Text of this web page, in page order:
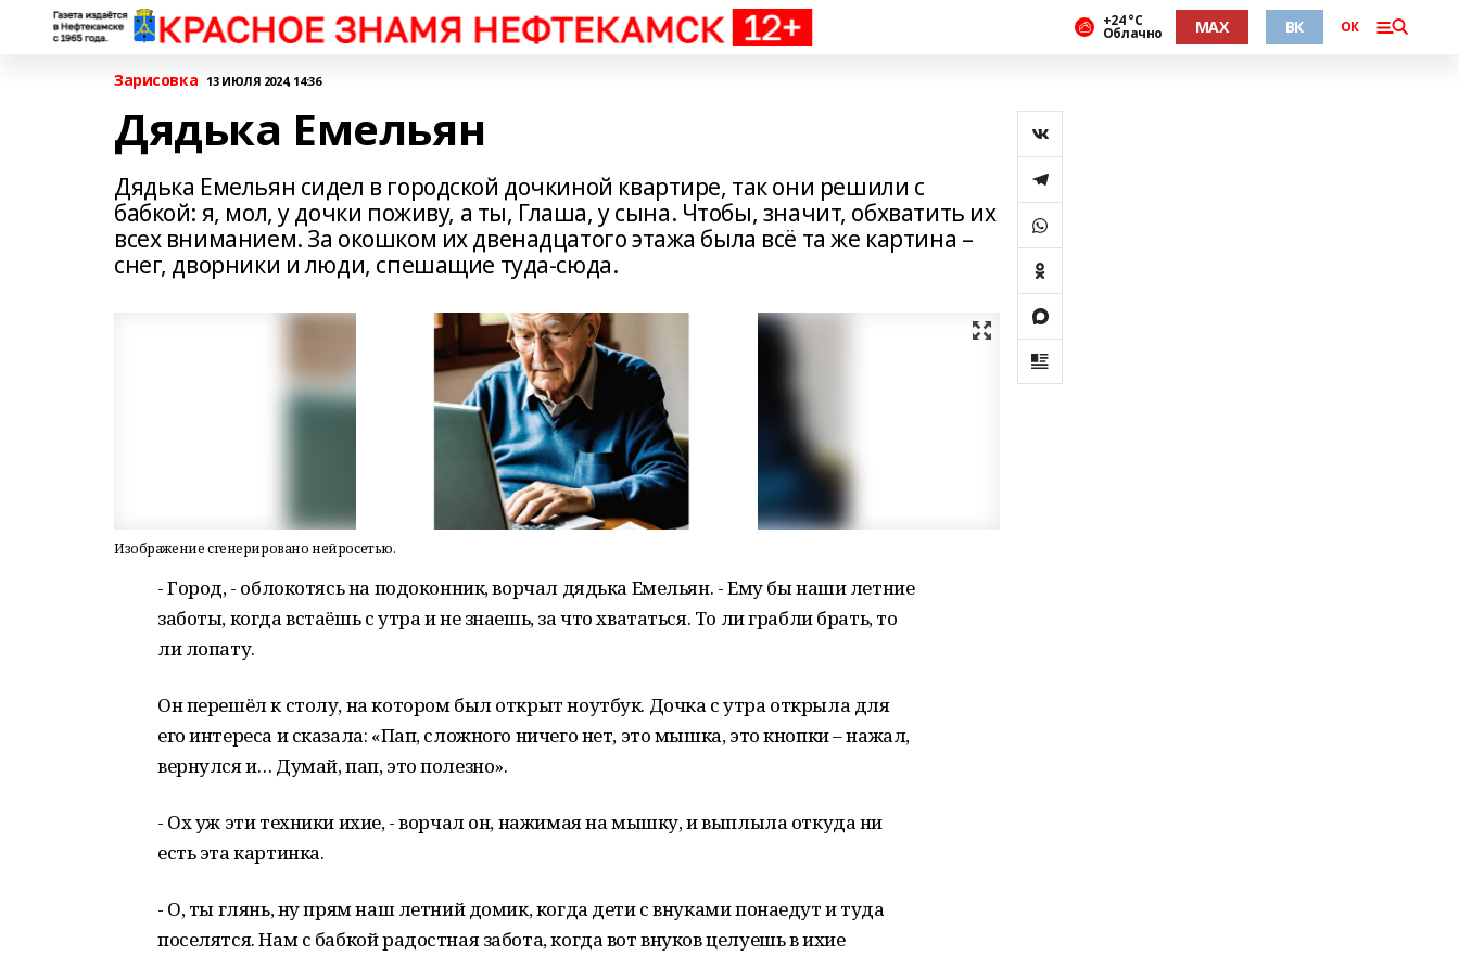
+24 °С
Облачно MAX ВК ОК
Зарисовка 13 ИЮЛЯ 2024, 14:36
Дядька Емельян
Дядька Емельян сидел в городской дочкиной квартире, так они решили с
бабкой: я, мол, у дочки поживу, а ты, Глаша, у сына. Чтобы, значит, обхватить их
всех вниманием. За окошком их двенадцатого этажа была всë та же картина –
снег, дворники и люди, спешащие туда-сюда.
Изображение сгенерировано нейросетью.
- Город, - облокотясь на подоконник, ворчал дядька Емельян. - Ему бы наши летние
заботы, когда встаёшь с утра и не знаешь, за что хвататься. То ли грабли брать, то
ли лопату.
Он перешёл к столу, на котором был открыт ноутбук. Дочка с утра открыла для
его интереса и сказала: «Пап, сложного ничего нет, это мышка, это кнопки – нажал,
вернулся и… Думай, пап, это полезно».
- Ох уж эти техники ихие, - ворчал он, нажимая на мышку, и выплыла откуда ни
есть эта картинка.
- О, ты глянь, ну прям наш летний домик, когда дети с внуками понаедут и туда
поселятся. Нам с бабкой радостная забота, когда вот внуков целуешь в ихие